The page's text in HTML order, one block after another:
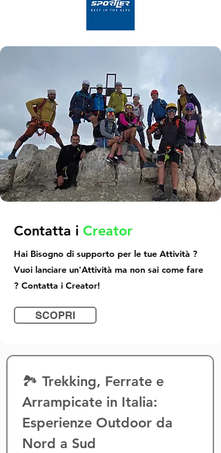
Contatta i Creator
Hai Bisogno di supporto per le tue Attività ?
Vuoi lanciare un'Attività ma non sai come fare
? Contatta i Creator!
SCOPRI
🏞️ Trekking, Ferrate e
Arrampicate in Italia:
Esperienze Outdoor da
Nord a Sud